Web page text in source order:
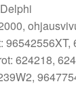
96542556XT,
624218,